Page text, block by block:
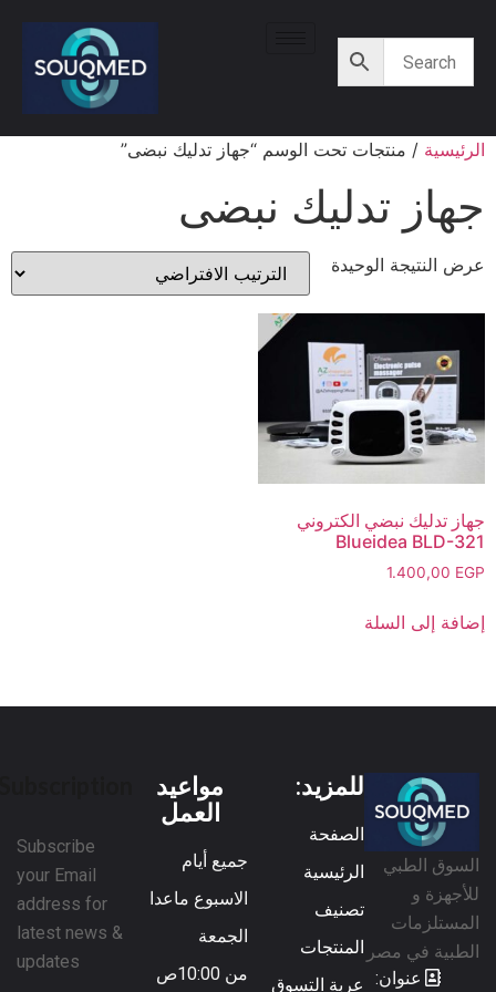
الرئيسية/ منتجات تحت الوسم “جهاز تدليك نبضى”
جهاز تدليك نبضى
عرض النتيجة الوحيدة
جهاز تدليك نبضي الكتروني
Blueidea BLD-321
1.400,00EGP
إضافة إلى السلة
السوق الطبي
للأجهزة و
المستلزمات
الطبية في مصر
عنوان:
للمزيد:
الصفحة
الرئيسية
تصنيف
المنتجات
عربة التسوق
مواعيد
العمل
جميع أيام
الاسبوع ماعدا
الجمعة
من 10:00ص
Subscribe
your Email
address for
latest news &
updates